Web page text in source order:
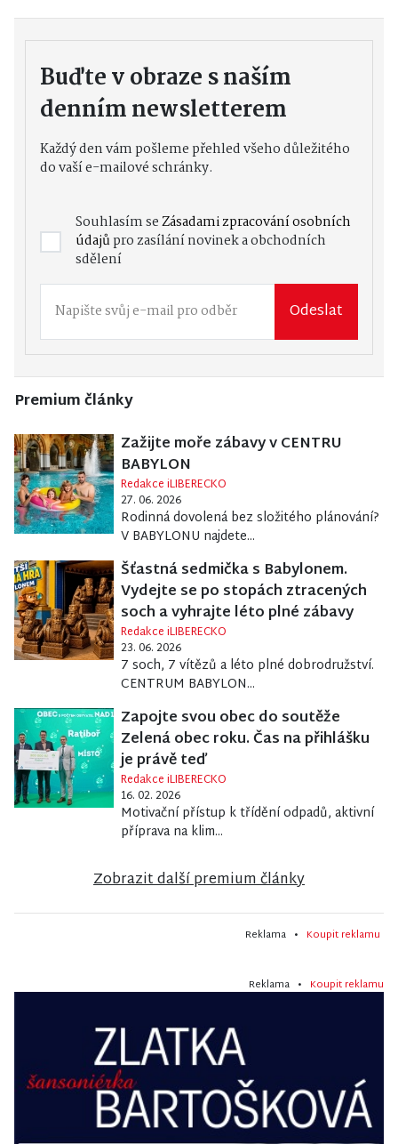
Buďte v obraze s naším
denním newsletterem
Každý den vám pošleme přehled všeho důležitého
do vaší e-mailové schránky.
Souhlasím seZásadami zpracování osobních
údajůpro zasílání novinek a obchodních
sdělení
Odeslat
Premium články
Zažijte moře zábavy v CENTRU
BABYLON
Redakce iLIBERECKO
27. 06. 2026
Rodinná dovolená bez složitého plánování?
V BABYLONU najdete...
Šťastná sedmička s Babylonem.
Vydejte se po stopách ztracených
soch a vyhrajte léto plné zábavy
Redakce iLIBERECKO
23. 06. 2026
7 soch, 7 vítězů a léto plné dobrodružství.
CENTRUM BABYLON...
Zapojte svou obec do soutěže
Zelená obec roku. Čas na přihlášku
je právě teď
Redakce iLIBERECKO
16. 02. 2026
Motivační přístup k třídění odpadů, aktivní
příprava na klim...
Zobrazit další premium články
Reklama • Koupit reklamu
Reklama • Koupit reklamu